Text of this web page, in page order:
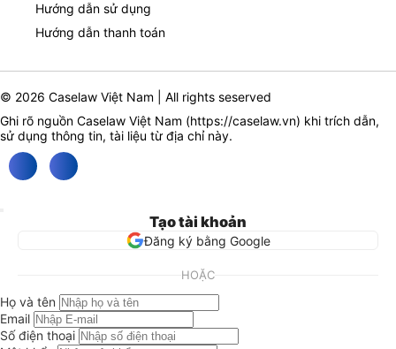
Hướng dẫn sử dụng
Hướng dẫn thanh toán
© 2026 Caselaw Việt Nam | All rights seserved
Ghi rõ nguồn Caselaw Việt Nam (https://caselaw.vn) khi trích dẫn,
sử dụng thông tin, tài liệu từ địa chỉ này.
Tạo tài khoản
Đăng ký bằng Google
HOẶC
Họ và tên
Email
Số điện thoại